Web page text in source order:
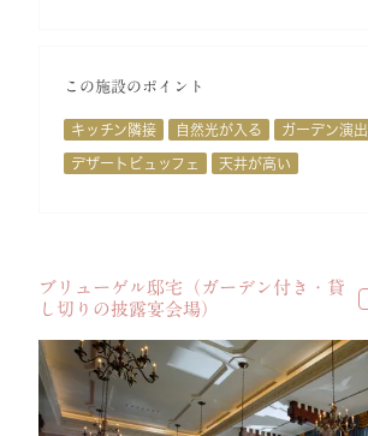
この施設のポイント
キッチン隣接 自然光が入る ガーデン演出
デザートビュッフェ 天井が高い
ブリューゲル邸宅（ガーデン付き・貸
し切りの披露宴会場）